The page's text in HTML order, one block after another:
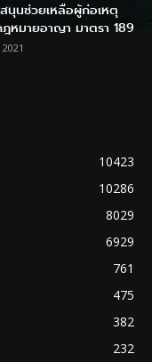
นช่วยเหลือผู้ก่อเหตุ
หมายอาญา มาตรา 189
10423
10286
8029
6929
761
475
382
232